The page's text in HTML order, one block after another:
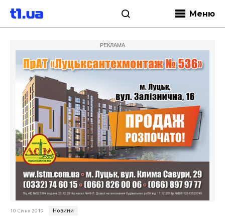
Меню
РЕКЛАМА
10 Січня 2019 Новини